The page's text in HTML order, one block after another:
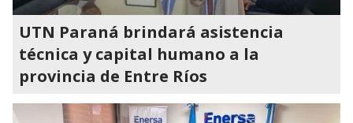
UTN Paraná brindará asistencia
técnica y capital humano a la
provincia de Entre Ríos